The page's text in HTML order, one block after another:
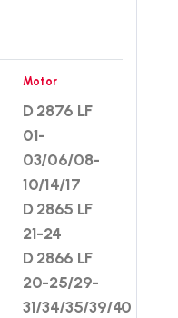
Motor
D 2876 LF
01-
03/06/08-
10/14/17
D 2865 LF
21-24
D 2866 LF
20-25/29-
31/34/35/39/40